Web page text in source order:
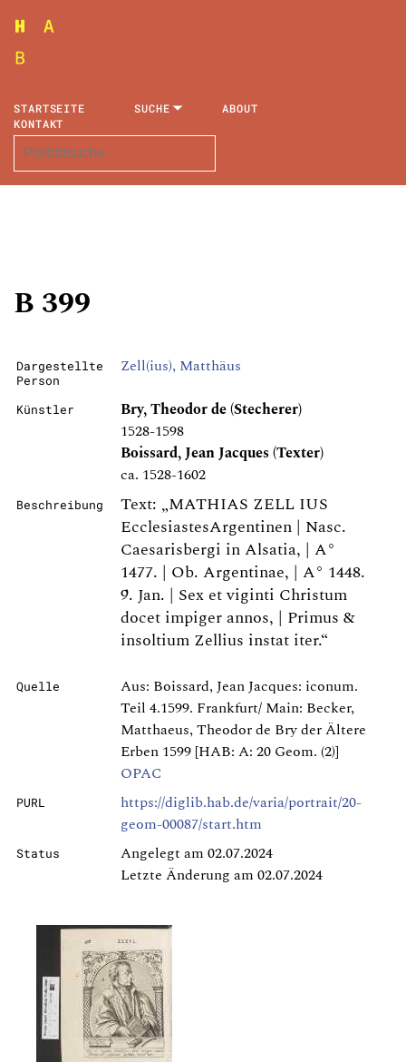
STARTSEITE SUCHE
ABOUT
KONTAKT
B 399
Dargestellte
Person
Zell(ius), Matthäus
Künstler
Bry, Theodor de (Stecherer)
1528-1598
Boissard, Jean Jacques (Texter)
ca. 1528-1602
Beschreibung
Text: „MATHIAS ZELL IUS
EcclesiastesArgentinen | Nasc.
Caesarisbergi in Alsatia, | A°
1477. | Ob. Argentinae, | A° 1448.
9. Jan. | Sex et viginti Christum
docet impiger annos, | Primus &
insoltium Zellius instat iter.“
Quelle
Aus: Boissard, Jean Jacques: iconum.
Teil 4.1599. Frankfurt/ Main: Becker,
Matthaeus, Theodor de Bry der Ältere
Erben 1599 [HAB: A: 20 Geom. (2)]
OPAC
PURL
https://diglib.hab.de/varia/portrait/20-
geom-00087/start.htm
Status
Angelegt am 02.07.2024
Letzte Änderung am 02.07.2024